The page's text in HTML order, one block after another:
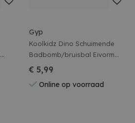
Gyp
Koolkidz Dino Schuimende
Badbomb/bruisbal Eivorm
Blauw
€ 5,99
Online op voorraad